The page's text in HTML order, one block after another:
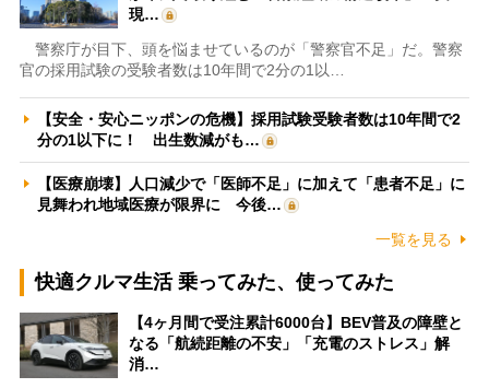
現…
警察庁が目下、頭を悩ませているのが「警察官不足」だ。警察
官の採用試験の受験者数は10年間で2分の1以…
【安全・安心ニッポンの危機】採用試験受験者数は10年間で2
分の1以下に！ 出生数減がも…
【医療崩壊】人口減少で「医師不足」に加えて「患者不足」に
見舞われ地域医療が限界に 今後…
一覧を見る
快適クルマ生活 乗ってみた、使ってみた
【4ヶ月間で受注累計6000台】BEV普及の障壁と
なる「航続距離の不安」「充電のストレス」解
消…